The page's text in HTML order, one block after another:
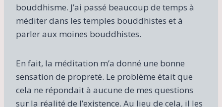
bouddhisme. J’ai passé beaucoup de temps à
méditer dans les temples bouddhistes et à
parler aux moines bouddhistes.
En fait, la méditation m’a donné une bonne
sensation de propreté. Le problème était que
cela ne répondait à aucune de mes questions
sur la réalité de l’existence. Au lieu de cela, il les